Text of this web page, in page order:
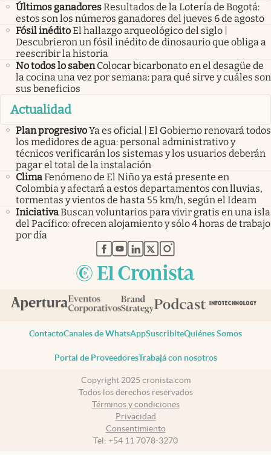
Últimos ganadoresResultados de la Lotería de Bogotá:
estos son los números ganadores del jueves 6 de agosto
Fósil inéditoEl hallazgo arqueológico del siglo |
Descubrieron un fósil inédito de dinosaurio que obliga a
reescribir la historia
No todos lo saben Colocar bicarbonato en el desagüe de
la cocina una vez por semana: para qué sirve y cuáles son
sus beneficios
Actualidad
Plan progresivoYa es oficial | El Gobierno renovará todos
los medidores de agua: personal administrativo y
técnicos verificarán los sistemas y los usuarios deberán
pagar el total de la instalación
ClimaFenómeno de El Niño ya está presente en
Colombia y afectará a estos departamentos con lluvias,
tormentas y vientos de hasta 55 km/h, según el Ideam
IniciativaBuscan voluntarios para vivir gratis en una isla
del Pacífico: ofrecen alojamiento y sólo 4 horas de trabajo
por día
abre en nueva pestaña
abre en nueva pestaña
abre en nueva pestaña
abre en nueva pestaña
abre en nueva pestaña
ContactoCanales de WhatsAppSuscribiteQuiénes Somos
Portal de ProveedoresTrabajá con nosotros
Copyright 2025 cronista.com
Todos los derechos reservados
Términos y condiciones
Privacidad
Consentimiento
Tel: +54 11 7078-3270